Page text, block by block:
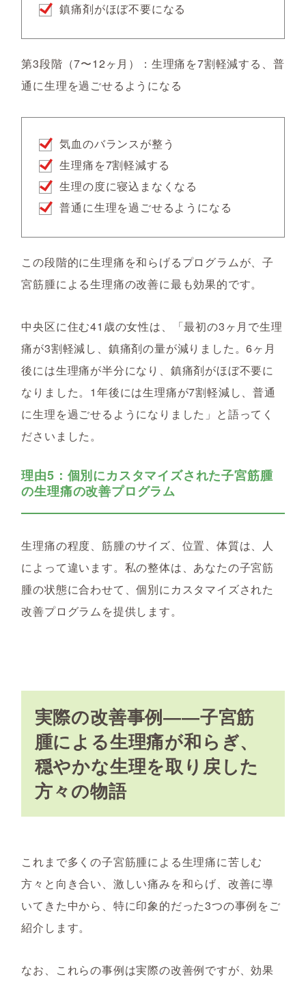
鎮痛剤がほぼ不要になる
第3段階（7〜12ヶ月）：生理痛を7割軽減する、普
通に生理を過ごせるようになる
気血のバランスが整う
生理痛を7割軽減する
生理の度に寝込まなくなる
普通に生理を過ごせるようになる
この段階的に生理痛を和らげるプログラムが、子
宮筋腫による生理痛の改善に最も効果的です。
中央区に住む41歳の女性は、「最初の3ヶ月で生理
痛が3割軽減し、鎮痛剤の量が減りました。6ヶ月
後には生理痛が半分になり、鎮痛剤がほぼ不要に
なりました。1年後には生理痛が7割軽減し、普通
に生理を過ごせるようになりました」と語ってく
ださいました。
理由5：個別にカスタマイズされた子宮筋腫
の生理痛の改善プログラム
生理痛の程度、筋腫のサイズ、位置、体質は、人
によって違います。私の整体は、あなたの子宮筋
腫の状態に合わせて、個別にカスタマイズされた
改善プログラムを提供します。
実際の改善事例――子宮筋
腫による生理痛が和らぎ、
穏やかな生理を取り戻した
方々の物語
これまで多くの子宮筋腫による生理痛に苦しむ
方々と向き合い、激しい痛みを和らげ、改善に導
いてきた中から、特に印象的だった3つの事例をご
紹介します。
なお、これらの事例は実際の改善例ですが、効果